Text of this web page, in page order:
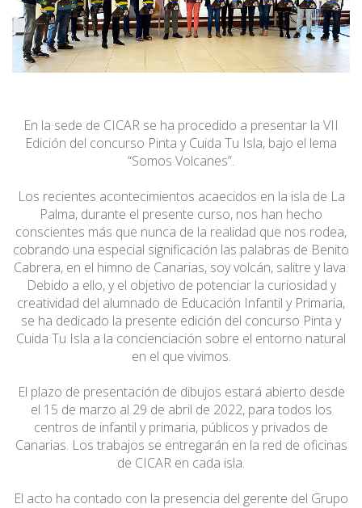
En la sede de CICAR se ha procedido a presentar la VII
Edición del concurso Pinta y Cuida Tu Isla, bajo el lema
“Somos Volcanes”.
Los recientes acontecimientos acaecidos en la isla de La
Palma, durante el presente curso, nos han hecho
conscientes más que nunca de la realidad que nos rodea,
cobrando una especial significación las palabras de Benito
Cabrera, en el himno de Canarias, soy volcán, salitre y lava.
Debido a ello, y el objetivo de potenciar la curiosidad y
creatividad del alumnado de Educación Infantil y Primaria,
se ha dedicado la presente edición del concurso Pinta y
Cuida Tu Isla a la concienciación sobre el entorno natural
en el que vivimos.
El plazo de presentación de dibujos estará abierto desde
el 15 de marzo al 29 de abril de 2022, para todos los
centros de infantil y primaria, públicos y privados de
Canarias. Los trabajos se entregarán en la red de oficinas
de CICAR en cada isla.
El acto ha contado con la presencia del gerente del Grupo